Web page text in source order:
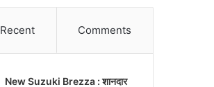
Recent Comments
New Suzuki Brezza : शानदार